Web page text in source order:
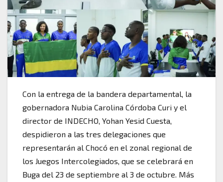
Con la entrega de la bandera departamental, la
gobernadora Nubia Carolina Córdoba Curi y el
director de INDECHO, Yohan Yesid Cuesta,
despidieron a las tres delegaciones que
representarán al Chocó en el zonal regional de
los Juegos Intercolegiados, que se celebrará en
Buga del 23 de septiembre al 3 de octubre. Más